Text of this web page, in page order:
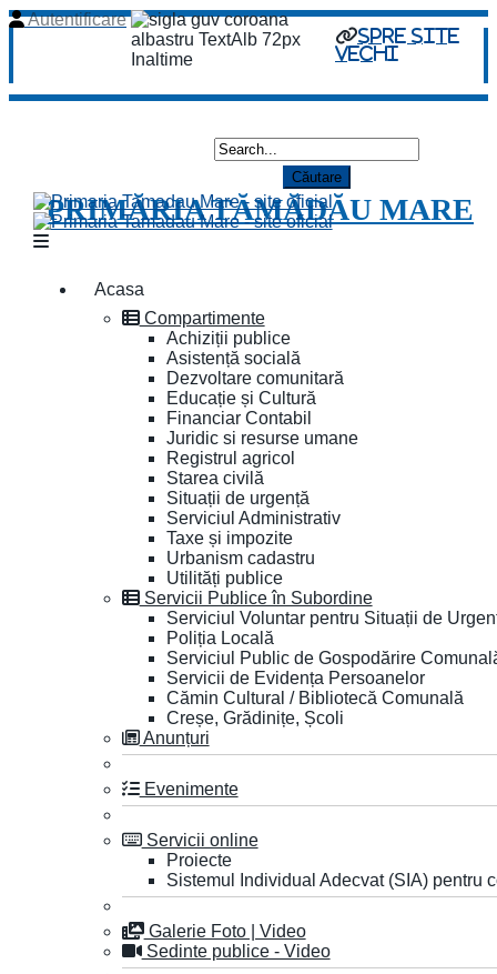
spre site
vechi
Autentificare
PRIMĂRIA TĂMĂDĂU MARE
Acasa
Compartimente
Achiziții publice
Asistență socială
Dezvoltare comunitară
Educație și Cultură
Financiar Contabil
Juridic si resurse umane
Registrul agricol
Starea civilă
Situații de urgență
Serviciul Administrativ
Taxe și impozite
Urbanism cadastru
Utilități publice
Servicii Publice în Subordine
Serviciul Voluntar pentru Situații de
Poliția Locală
Serviciul Public de Gospodărire
Servicii de Evidența Persoanelor
Cămin Cultural / Bibliotecă Comunală
Creșe, Grădinițe, Școli
Anunțuri
Evenimente
Servicii online
Proiecte
Sistemul Individual Adecvat (SIA) pentru
Galerie Foto | Video
Sedinte publice - Video